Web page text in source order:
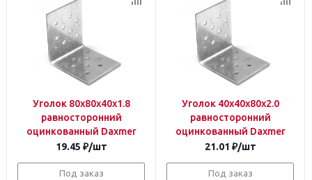
Уголок 80х80х40х1.8
равносторонний
оцинкованный Daxmer
19.45 ₽/шт
Под заказ
Уголок 40х40х80х2.0
равносторонний
оцинкованный Daxmer
21.01 ₽/шт
Под заказ